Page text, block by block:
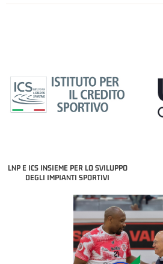
LNP E ICS INSIEME PER LO SVILUPPO
DEGLI IMPIANTI SPORTIVI